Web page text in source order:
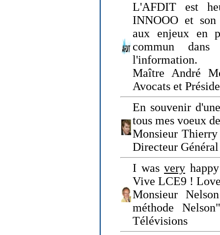
L'AFDIT est
INNOOO et
aux enjeux en
commun
l'information.
Maître André
Avocats et
En souvenir
tous mes voeux
Monsieur
Directeur
I was very
Vive LCE9 !
Monsieur
méthode
Télévisions